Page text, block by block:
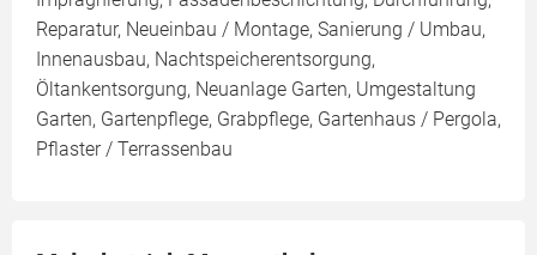
Reparatur, Neueinbau / Montage, Sanierung / Umbau,
Innenausbau, Nachtspeicherentsorgung,
Öltankentsorgung, Neuanlage Garten, Umgestaltung
Garten, Gartenpflege, Grabpflege, Gartenhaus / Pergola,
Pflaster / Terrassenbau